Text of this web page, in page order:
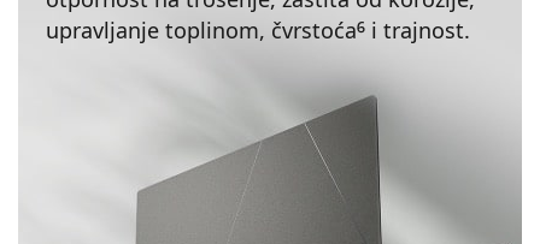
upravljanje toplinom, čvrstoća6i trajnost.